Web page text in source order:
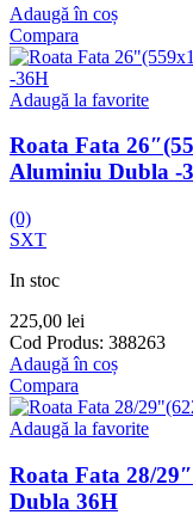
Adaugă în coș
Compara
Adaugă la favorite
Roata Fata
Aluminiu Dubla -
(0)
SXT
In stoc
225,00 lei
Cod Produs: 388263
Adaugă în coș
Compara
Adaugă la favorite
Roata Fata 28/
Dubla 36H